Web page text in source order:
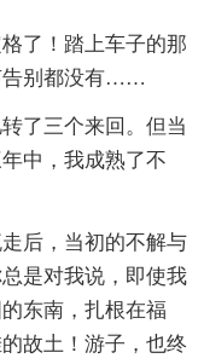
了！踏上车子的那
告别都没有……
了三个来回。但当
中，我成熟了不
后，当初的不解与
是对我说，即使我
东南，扎根在福
故土！游子，也终